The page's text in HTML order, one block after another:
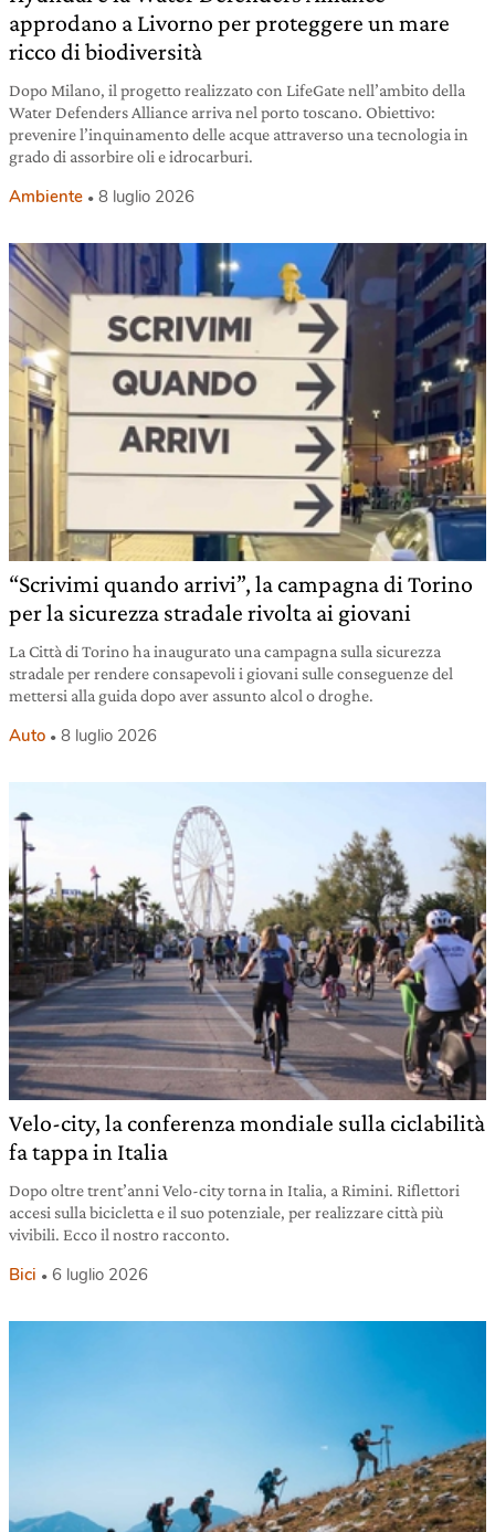
approdano a Livorno per proteggere un mare
ricco di biodiversità
Dopo Milano, il progetto realizzato con LifeGate nell’ambito della
Water Defenders Alliance arriva nel porto toscano. Obiettivo:
prevenire l’inquinamento delle acque attraverso una tecnologia in
grado di assorbire oli e idrocarburi.
Ambiente 8 luglio 2026
“Scrivimi quando arrivi”, la campagna di Torino
per la sicurezza stradale rivolta ai giovani
La Città di Torino ha inaugurato una campagna sulla sicurezza
stradale per rendere consapevoli i giovani sulle conseguenze del
mettersi alla guida dopo aver assunto alcol o droghe.
Auto 8 luglio 2026
Velo-city, la conferenza mondiale sulla ciclabilità
fa tappa in Italia
Dopo oltre trent’anni Velo-city torna in Italia, a Rimini. Riflettori
accesi sulla bicicletta e il suo potenziale, per realizzare città più
vivibili. Ecco il nostro racconto.
Bici 6 luglio 2026